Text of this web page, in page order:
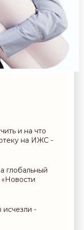
и на что
на ИЖС -
глобальный
исчезли -